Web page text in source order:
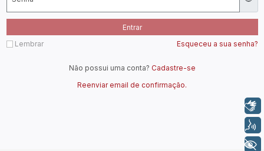
Senha
Entrar